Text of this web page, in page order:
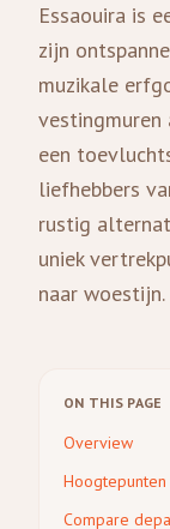
Essaouira is
zijn
muzikale
vestingmuren
een
liefhebbers
rustig
uniek
naar woestijn.
ON THIS PAGE
Overview
Hoogtepunten
Compare